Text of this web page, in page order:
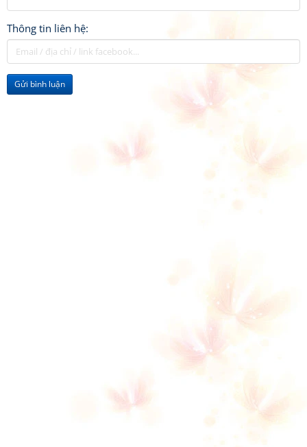
Thông tin liên hệ:
Gửi bình luận